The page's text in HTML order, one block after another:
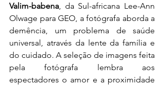
Valim-babena, da Sul-africana Lee-Ann
Olwage para GEO, a fotógrafa aborda a
demência, um problema de saúde
universal, através da lente da família e
do cuidado. A seleção de imagens feita
pela fotógrafa lembra aos
espectadores o amor e a proximidade